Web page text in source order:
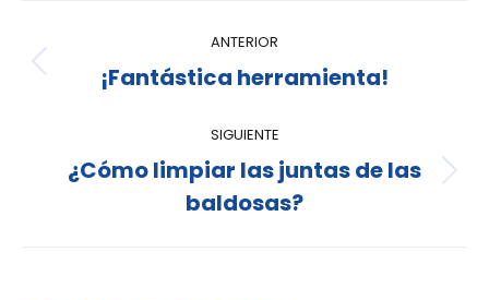
ANTERIOR
¡Fantástica herramienta!
SIGUIENTE
¿Cómo limpiar las juntas de las
baldosas?